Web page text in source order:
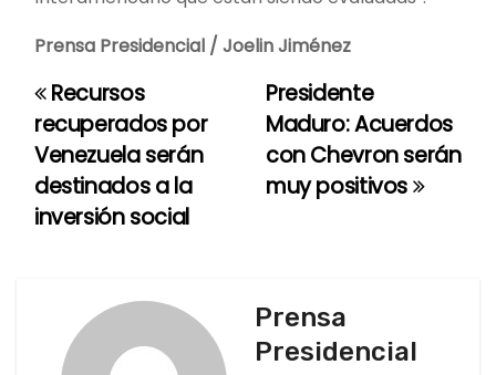
Prensa Presidencial / Joelin Jiménez
N
a
v
Presidente
Maduro: Acuerdos
con Chevron serán
muy positivos
Recursos
recuperados por
Venezuela serán
destinados a la
inversión social
Prensa
Presidencial